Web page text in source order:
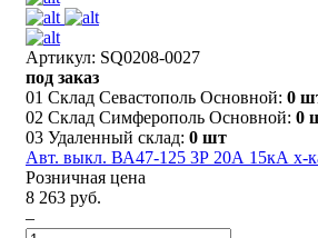
Артикул: SQ0208-0027
под заказ
01 Склад Севастополь Основной: 0
02 Склад Симферополь Основной: 0
03 Удаленный склад: 0 шт
Авт. выкл. ВА47-125 3Р 20А 15кА х-
Розничная цена
8 263 руб.
–